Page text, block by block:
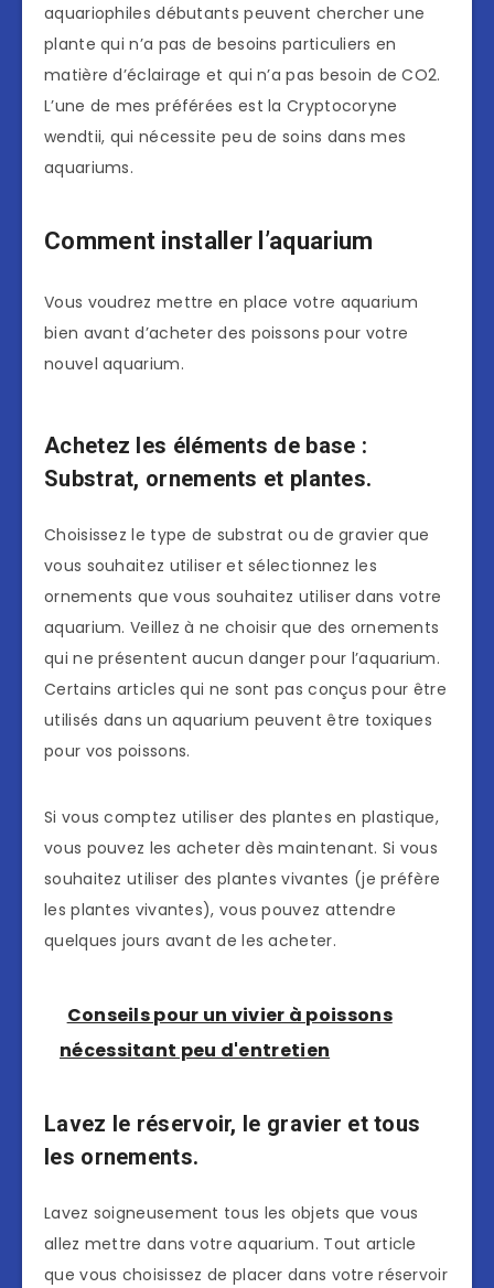
aquariophiles débutants peuvent chercher une
plante qui n’a pas de besoins particuliers en
matière d’éclairage et qui n’a pas besoin de CO2.
L’une de mes préférées est la Cryptocoryne
wendtii, qui nécessite peu de soins dans mes
aquariums.
Comment installer l’aquarium
Vous voudrez mettre en place votre aquarium
bien avant d’acheter des poissons pour votre
nouvel aquarium.
Achetez les éléments de base :
Substrat, ornements et plantes.
Choisissez le type de substrat ou de gravier que
vous souhaitez utiliser et sélectionnez les
ornements que vous souhaitez utiliser dans votre
aquarium. Veillez à ne choisir que des ornements
qui ne présentent aucun danger pour l’aquarium.
Certains articles qui ne sont pas conçus pour être
utilisés dans un aquarium peuvent être toxiques
pour vos poissons.
Si vous comptez utiliser des plantes en plastique,
vous pouvez les acheter dès maintenant. Si vous
souhaitez utiliser des plantes vivantes (je préfère
les plantes vivantes), vous pouvez attendre
quelques jours avant de les acheter.
Conseils pour un vivier à poissons
nécessitant peu d'entretien
Lavez le réservoir, le gravier et tous
les ornements.
Lavez soigneusement tous les objets que vous
allez mettre dans votre aquarium. Tout article
que vous choisissez de placer dans votre réservoir